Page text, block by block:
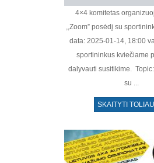
4×4 komitetas
,,Zoom” posėdį su
data: 2025-01-14, 18:00
sportininkus kviečiame
dalyvauti susitikime.
su ...
SKAITYTI